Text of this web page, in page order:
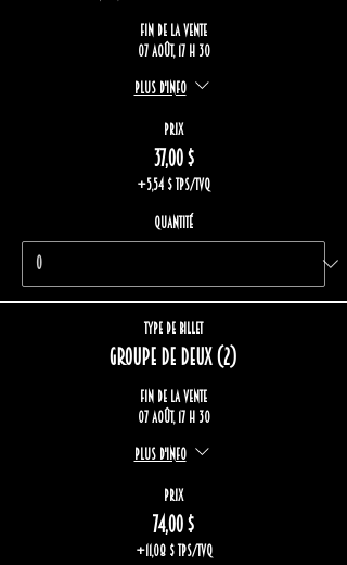
Fin de la vente
07 août, 17 h 30
Plus d'info
Prix
37,00 $
+5,54 $ TPS/TVQ
Quantité
Type de billet
Groupe de deux (2)
Fin de la vente
07 août, 17 h 30
Plus d'info
Prix
74,00 $
+11,08 $ TPS/TVQ